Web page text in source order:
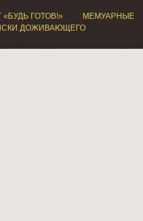
«БУДЬ ГОТОВ!»
МЕМУАРНЫЕ
ДОЖИВАЮЩЕГО